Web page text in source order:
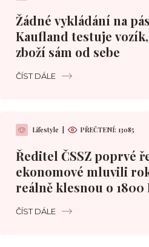
Žádné vykládání na
Kaufland testuje
zboží sám od sebe
ČÍST DÁLE
Lifestyle PŘEČTENÍ: 13085
Ředitel ČSSZ poprvé
ekonomové mluvili
reálně klesnou o 1800
ČÍST DÁLE